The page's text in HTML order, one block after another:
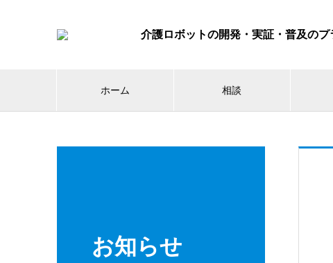
ホーム 相談
お知らせ